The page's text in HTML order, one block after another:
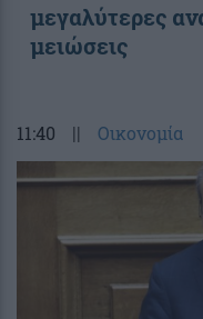
μεγαλύτερες
μειώσεις
11:40 || Οικονομία